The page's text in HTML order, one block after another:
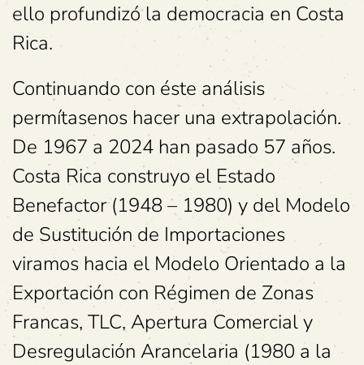
ello profundizó la democracia en Costa
Rica.
Continuando con éste análisis
permítasenos hacer una extrapolación.
De 1967 a 2024 han pasado 57 años.
Costa Rica construyo el Estado
Benefactor (1948 – 1980) y del Modelo
de Sustitución de Importaciones
viramos hacia el Modelo Orientado a la
Exportación con Régimen de Zonas
Francas, TLC, Apertura Comercial y
Desregulación Arancelaria (1980 a la